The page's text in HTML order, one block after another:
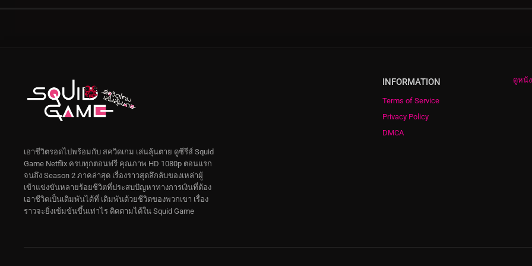
INFORMATION
Terms of Service
Privacy Policy
DMCA
ดูหนั
เอาชีวิตรอดไปพร้อมกับ สควิดเกม เล่นลุ้นตาย ดูซีรีส์ Squid
Game Netflix ครบทุกตอนฟรี คุณภาพ HD 1080p ตอนแรก
จนถึง Season 2 ภาคล่าสุด เรื่องราวสุดลึกลับของเหล่าผู้
เข้าแข่งขันหลายร้อยชีวิตที่ประสบปัญหาทางการเงินที่ต้อง
เอาชีวิตเป็นเดิมพันได้ที่ เดิมพันด้วยชีวิตของพวกเขา เรื่อง
ราวจะยิ่งเข้มข้นขึ้นเท่าไร ติดตามได้ใน Squid Game